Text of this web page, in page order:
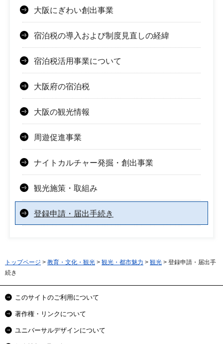
大阪にぎわい創出事業
宿泊税の導入および制度見直しの経緯
宿泊税活用事業について
大阪府の宿泊税
大阪の観光情報
周遊促進事業
ナイトカルチャー発掘・創出事業
観光施策・取組み
登録申請・届出手続き
トップページ > 教育・文化・観光 > 観光・都市魅力 > 観光 > 登録申請・届出手
続き
このサイトのご利用について
著作権・リンクについて
ユニバーサルデザインについて